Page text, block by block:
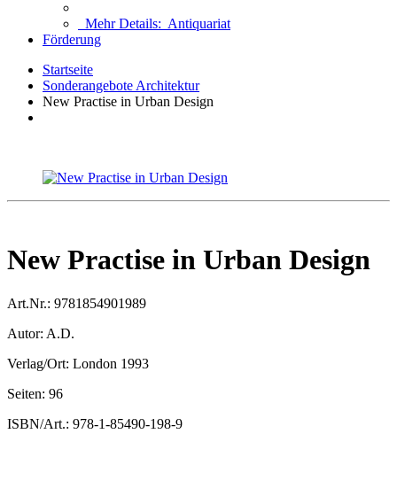
Mehr Details: Antiquariat
Förderung
Startseite
Sonderangebote Architektur
New Practise in Urban Design
New Practise in Urban Design
Art.Nr.: 9781854901989
Autor: A.D.
Verlag/Ort: London 1993
Seiten: 96
ISBN/Art.: 978-1-85490-198-9